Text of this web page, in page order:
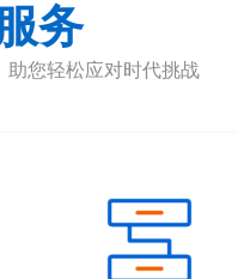
务
助您轻松应对时代挑战